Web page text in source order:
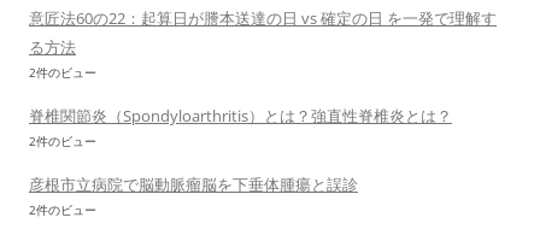
意匠法60の22：起算日が謄本送達の日 vs 確定の日 を一発で理解す
る方法
2件のビュー
脊椎関節炎（Spondyloarthritis）とは？強直性脊椎炎とは？
2件のビュー
彦根市立病院で脳動脈瘤脳を下垂体腫瘍と誤診
2件のビュー